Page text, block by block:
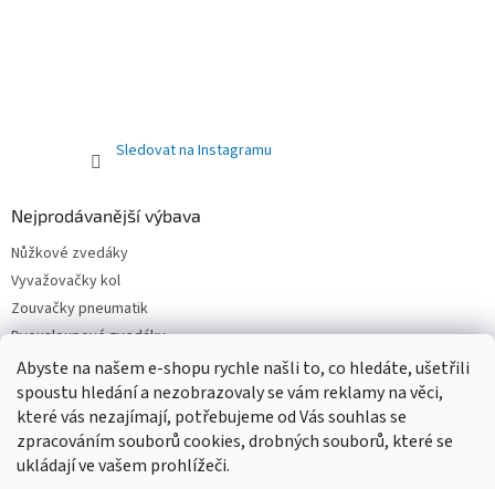
Abyste na našem e-shopu rychle našli to, co hledáte, ušetřili
spoustu hledání a nezobrazovaly se vám reklamy na věci,
které vás nezajímají, potřebujeme od Vás souhlas se
zpracováním souborů cookies, drobných souborů, které se
ukládají ve vašem prohlížeči.
Sledovat na Instagramu
Nejprodávanější výbava
Nůžkové zvedáky
Vyvažovačky kol
Zouvačky pneumatik
Dvousloupové zvedáky
Pneuservisní sety
Čtyřsloupové zvedáky
Jednosloupové zvedáky